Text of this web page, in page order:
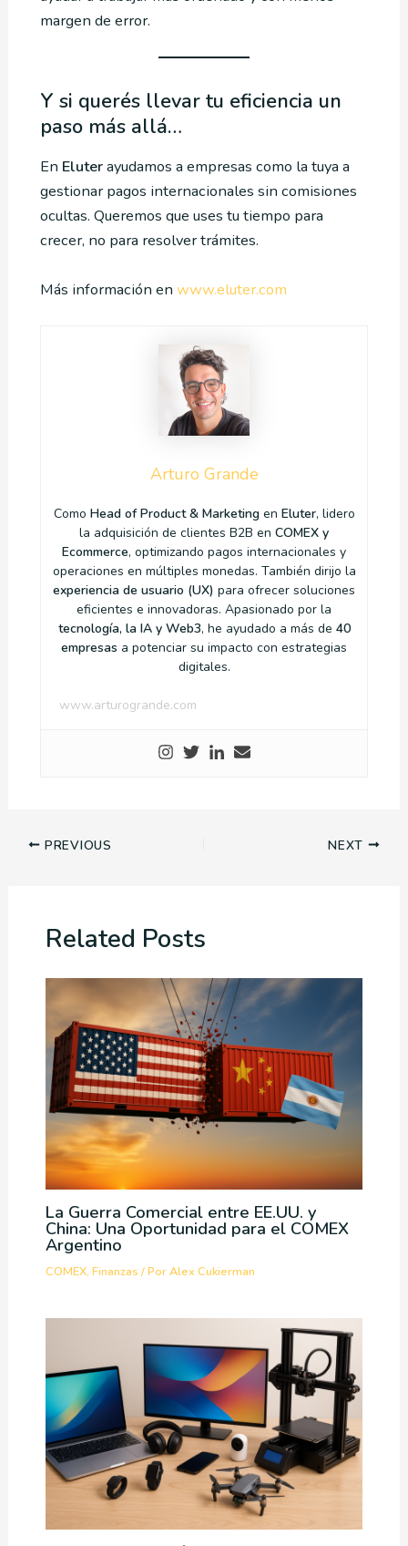
margen de error.
Y si querés llevar tu eficiencia un
paso más allá…
En Eluterayudamos a empresas como la tuya a
gestionar pagos internacionales sin comisiones
ocultas. Queremos que uses tu tiempo para
crecer, no para resolver trámites.
Más información en www.eluter.com
Arturo Grande
Como Head of Product & Marketingen Eluter, lidero
la adquisición de clientes B2B en COMEX y
Ecommerce, optimizando pagos internacionales y
operaciones en múltiples monedas. También dirijo la
experiencia de usuario (UX) para ofrecer soluciones
eficientes e innovadoras. Apasionado por la
tecnología, la IA y Web3, he ayudado a más de 40
empresas a potenciar su impacto con estrategias
digitales.
www.arturogrande.com
PREVIOUS NEXT
Related Posts
La Guerra Comercial entre EE.UU. y
China: Una Oportunidad para el COMEX
Argentino
COMEX, Finanzas / PorAlex Cukierman